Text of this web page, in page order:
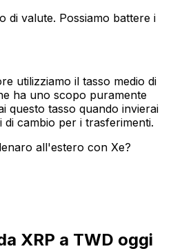
di valute. Possiamo battere i
utilizziamo il tasso medio di
ha uno scopo puramente
questo tasso quando invierai
di cambio per i trasferimenti.
all'estero con Xe?
XRP a TWD oggi